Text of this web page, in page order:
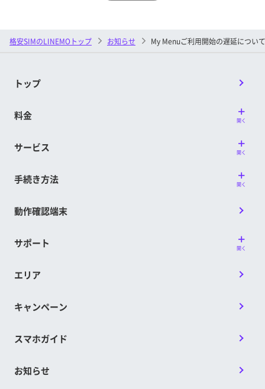
格安SIMのLINEMOトップ お知らせ My Menuご利用開始の遅延について
トップ
料金 開く
サービス 開く
手続き方法 開く
動作確認端末
サポート 開く
エリア
キャンペーン
スマホガイド
お知らせ